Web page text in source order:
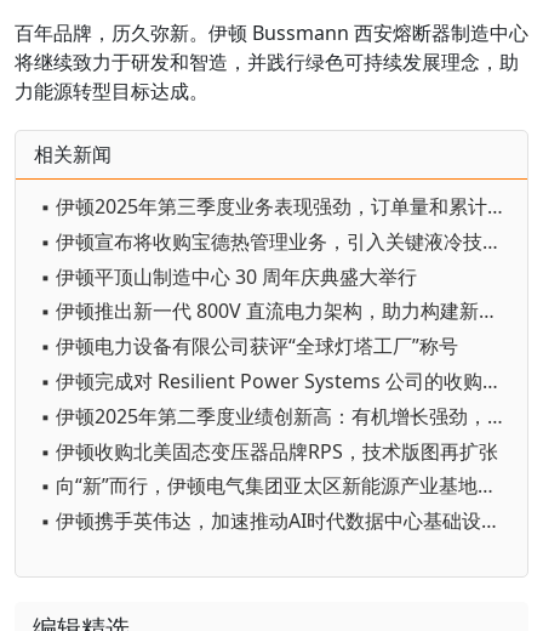
百年品牌，历久弥新。伊顿 Bussmann 西安熔断器制造中心
将继续致力于研发和智造，并践行绿色可持续发展理念，助
力能源转型目标达成。
相关新闻
▪ 伊顿2025年第三季度业务表现强劲，订单量和累计待发订单量持续增长
▪ 伊顿宣布将收购宝德热管理业务，引入关键液冷技术以拓展数据中心解决方案
▪ 伊顿平顶山制造中心 30 周年庆典盛大举行
▪ 伊顿推出新一代 800V 直流电力架构，助力构建新型 AI 工厂基础设施
▪ 伊顿电力设备有限公司获评“全球灯塔工厂”称号
▪ 伊顿完成对 Resilient Power Systems 公司的收购，进一步优化配电产品布局
▪ 伊顿2025年第二季度业绩创新高：有机增长强劲，订单量持续攀升
▪ 伊顿收购北美固态变压器品牌RPS，技术版图再扩张
▪ 向“新”而行，伊顿电气集团亚太区新能源产业基地落地西安高新区
▪ 伊顿携手英伟达，加速推动AI时代数据中心基础设施转型